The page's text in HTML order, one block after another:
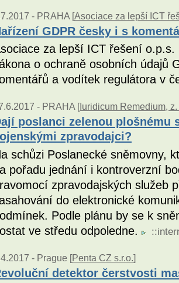
- PRAHA [Asociace za lepší ICT
GDPR česky i s
za lepší ICT řešení
o ochraně osobních údajů
a vodítek regulátora v
- PRAHA [Iuridicum Remedium, z.
poslanci zelenou plošnému
zpravodajci?
schůzi Poslanecké sněmovny,
pořadu jednání i kontroverzní
zpravodajských služeb
do elektronické
Podle plánu by se k
ve středu odpoledne.
::
- Prague [Penta CZ s.r.o. ]
detektor čerstvosti